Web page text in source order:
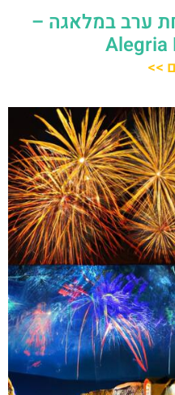
ערב במלאגה –
Alegria
>>